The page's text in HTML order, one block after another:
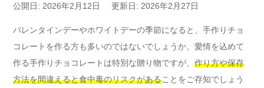
公開日: 2026年2月12日 更新日: 2026年2月27日
バレンタインデーやホワイトデーの季節になると、手作りチョ
コレートを作る方も多いのではないでしょうか。愛情を込めて
作る手作りチョコレートは特別な贈り物ですが、 作り方や保存
方法を間違えると食中毒のリスクがあることをご存知でしょう